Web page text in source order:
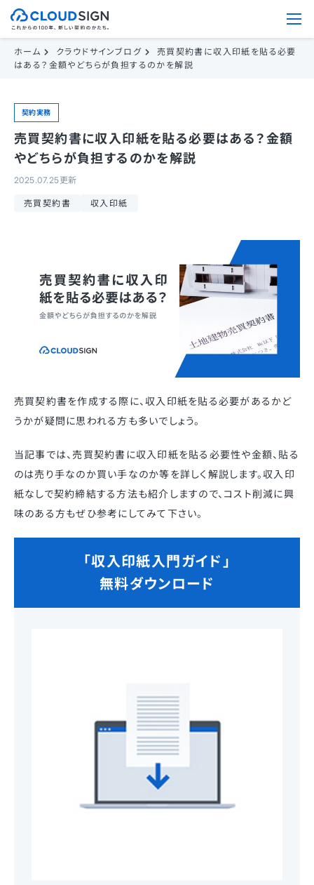
ホーム クラウドサインブログ
売買契約書に収入印紙を貼る必要
はある？金額やどちらが負担するのかを解説
契約実務
売買契約書に収入印紙を貼る必要はある？金額
やどちらが負担するのかを解説
2025.07.25更新
売買契約書 収入印紙
売買契約書を作成する際に、収入印紙を貼る必要があるかど
うかが疑問に思われる方も多いでしょう。
当記事では、売買契約書に収入印紙を貼る必要性や金額、貼る
のは売り手なのか買い手なのか等を詳しく解説します。収入印
紙なしで契約締結する方法も紹介しますので、コスト削減に興
味のある方もぜひ参考にしてみて下さい。
「収入印紙入門ガイド」
無料ダウンロード